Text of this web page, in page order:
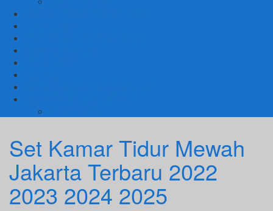
Set Kamar Tidur Mewah
Jakarta Terbaru 2022
2023 2024 2025